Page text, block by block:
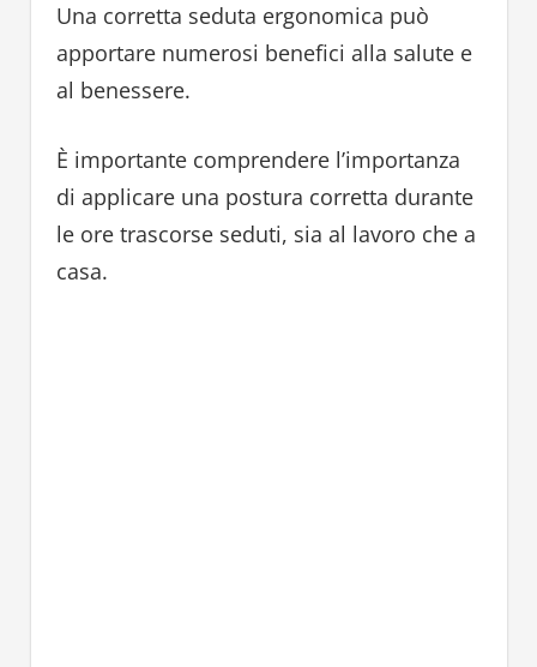
Una corretta seduta ergonomica può
apportare numerosi benefici alla salute e
al benessere.
È importante comprendere l’importanza
di applicare una postura corretta durante
le ore trascorse seduti, sia al lavoro che a
casa.